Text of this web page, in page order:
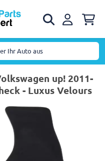
Ihr Auto aus
up! 2011-
- Luxus Velours